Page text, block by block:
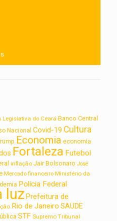
Legislativa do Ceará Banco Central
Nacional Covid-19 Cultura
Economia economia
Fortaleza Futebol
inflação Jair Bolsonaro José
Mercado financeiro Ministério da
Polícia Federal
luzPrefeitura de
Rio de Janeiro SAUDE
STF Supremo Tribunal